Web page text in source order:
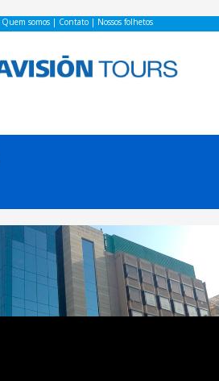
Quem somos| Contato| Nossos folhetos